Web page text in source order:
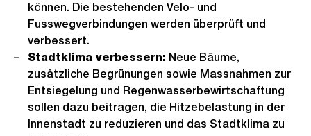
können. Die bestehenden Velo- und
Fusswegverbindungen werden überprüft und
verbessert.
Stadtklima verbessern: Neue Bäume,
zusätzliche Begrünungen sowie Massnahmen zur
Entsiegelung und Regenwasserbewirtschaftung
sollen dazu beitragen, die Hitzebelastung in der
Innenstadt zu reduzieren und das Stadtklima zu